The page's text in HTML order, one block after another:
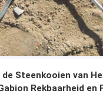
Steenkooien van
Rekbaarheid en